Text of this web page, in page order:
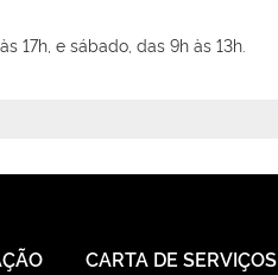
17h, e sábado, das 9h às 13h.
CARTA DE SERVIÇOS